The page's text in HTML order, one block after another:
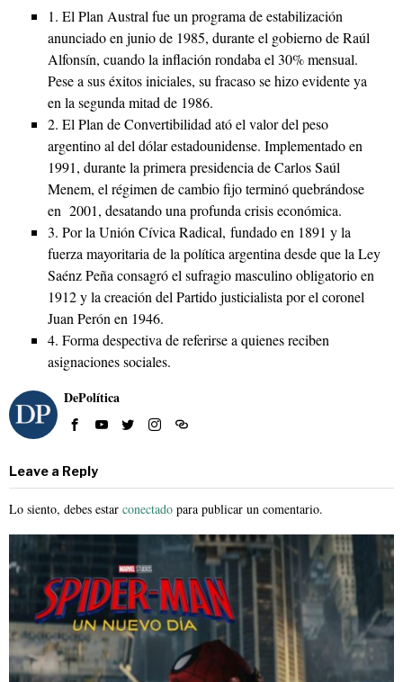
1. El Plan Austral fue un programa de estabilización
anunciado en junio de 1985, durante el gobierno de Raúl
Alfonsín, cuando la inflación rondaba el 30% mensual.
Pese a sus éxitos iniciales, su fracaso se hizo evidente ya
en la segunda mitad de 1986.
2. El Plan de Convertibilidad ató el valor del peso
argentino al del dólar estadounidense. Implementado en
1991, durante la primera presidencia de Carlos Saúl
Menem, el régimen de cambio fijo terminó quebrándose
en 2001, desatando una profunda crisis económica.
3. Por la Unión Cívica Radical, fundado en 1891 y la
fuerza mayoritaria de la política argentina desde que la Ley
Saénz Peña consagró el sufragio masculino obligatorio en
1912 y la creación del Partido justicialista por el coronel
Juan Perón en 1946.
4. Forma despectiva de referirse a quienes reciben
asignaciones sociales.
DePolítica
Leave a Reply
Lo siento, debes estar conectado para publicar un comentario.